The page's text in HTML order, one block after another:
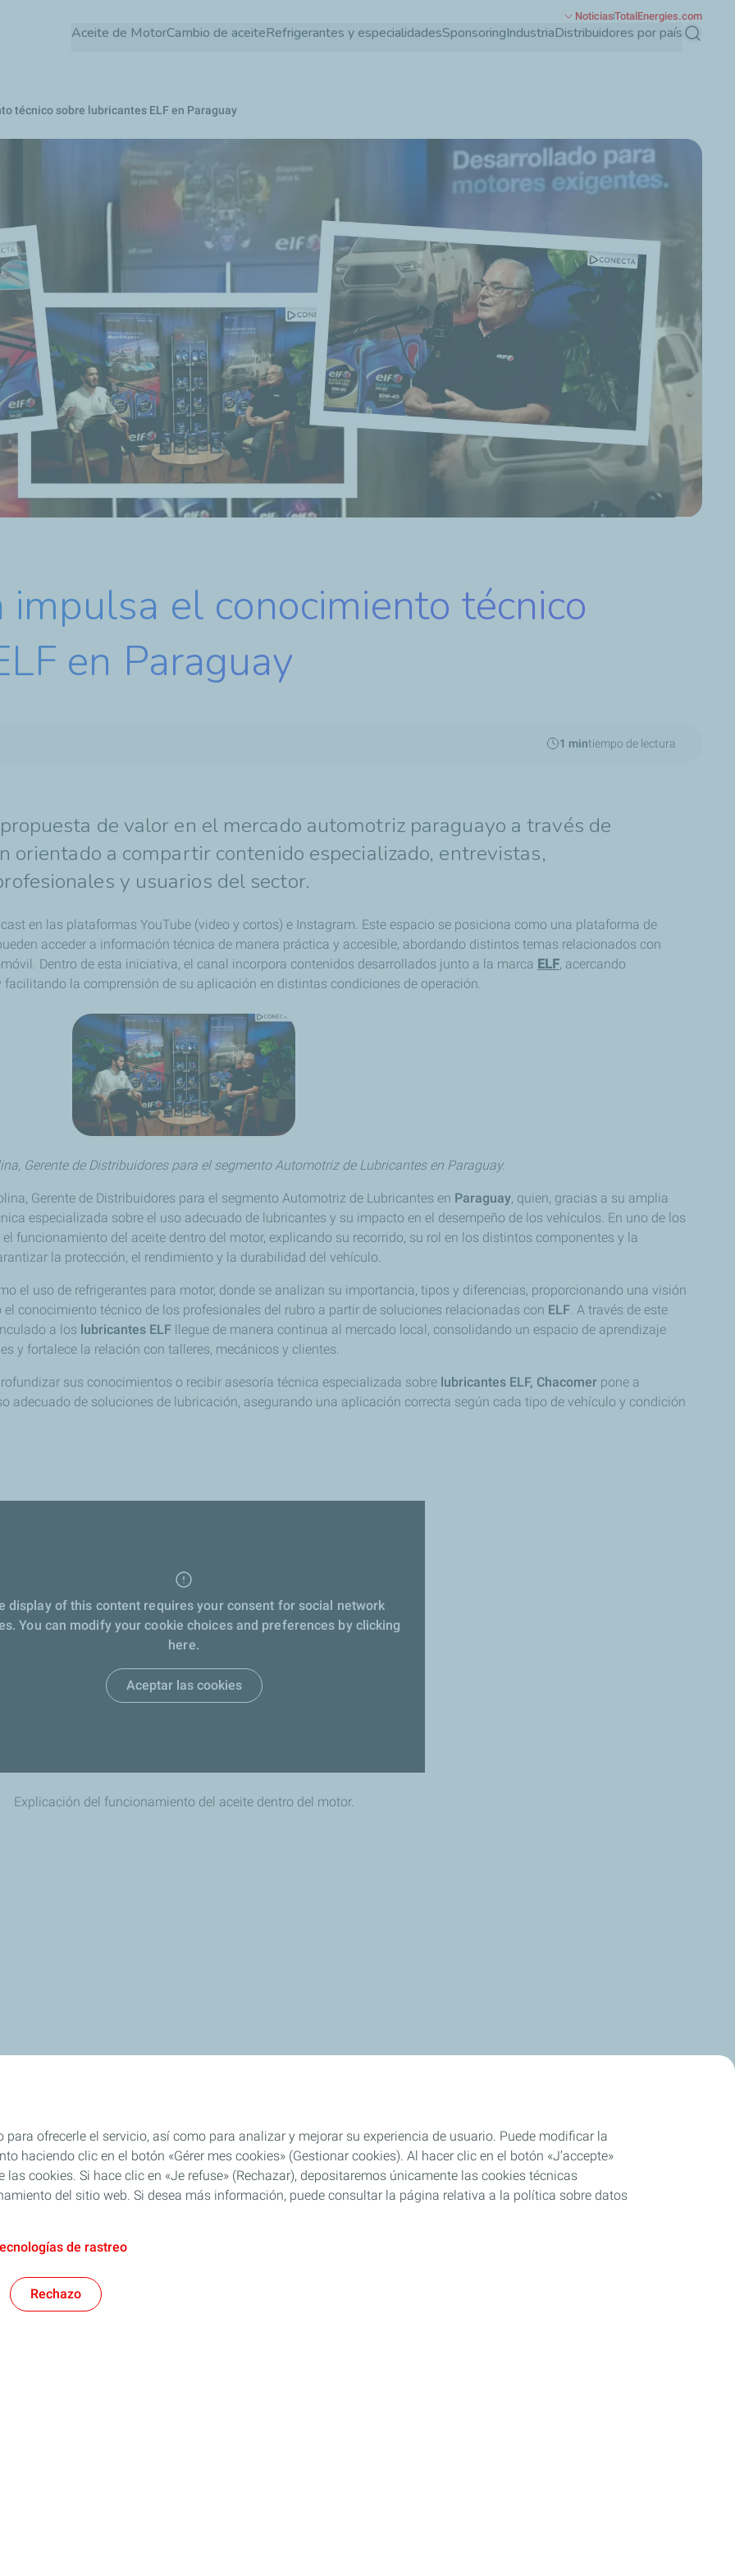
Pasar
Aceite de MotorCambio de aceiteRefrigerantes y especialidadesSponsoringIndustriaDistribuidores por país Buscar
NoticiasTotalEnergies.com
técnico sobre lubricantes ELF en Paraguay
impulsa el conocimiento técnico
en Paraguay
1 mintiempo de lectura
de valor en el mercado automotriz paraguayo a través de
orientado a compartir contenido especializado, entrevistas,
y usuarios del sector.
en las plataformas YouTube (video y cortos) e Instagram. Este espacio se posiciona como una plataforma de
acceder a información técnica de manera práctica y accesible, abordando distintos temas relacionados con
Dentro de esta iniciativa, el canal incorpora contenidos desarrollados junto a la marca ELF, acercando
la comprensión de su aplicación en distintas condiciones de operación.
Gerente de Distribuidores para el segmento Automotriz de Lubricantes en Paraguay.
Gerente de Distribuidores para el segmento Automotriz de Lubricantes en Paraguay, quien, gracias a su amplia
especializada sobre el uso adecuado de lubricantes y su impacto en el desempeño de los vehículos. En uno de los
funcionamiento del aceite dentro del motor, explicando su recorrido, su rol en los distintos componentes y la
la protección, el rendimiento y la durabilidad del vehículo.
el uso de refrigerantes para motor, donde se analizan su importancia, tipos y diferencias, proporcionando una visión
conocimiento técnico de los profesionales del rubro a partir de soluciones relacionadas con ELF. A través de este
a los lubricantes ELF llegue de manera continua al mercado local, consolidando un espacio de aprendizaje
y fortalece la relación con talleres, mecánicos y clientes.
sus conocimientos o recibir asesoría técnica especializada sobre lubricantes ELF, Chacomer pone a
adecuado de soluciones de lubricación, asegurando una aplicación correcta según cada tipo de vehículo y condición
display of this content requires your consent for social network
You can modify your cookie choices and preferences by clicking
here.
Aceptar las cookies
Explicación del funcionamiento del aceite dentro del motor.
ofrecerle el servicio, así como para analizar y mejorar su experiencia de usuario. Puede modificar la
haciendo clic en el botón «Gérer mes cookies» (Gestionar cookies). Al hacer clic en el botón «J’accepte»
cookies. Si hace clic en «Je refuse» (Rechazar), depositaremos únicamente las cookies técnicas
del sitio web. Si desea más información, puede consultar la página relativa a la política sobre datos
de rastreo
Rechazo